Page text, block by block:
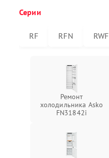
Серии
RF RFN RWF
Ремонт
холодильника Asko
FN31842i